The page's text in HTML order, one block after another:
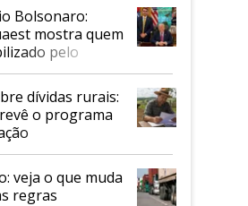
Bolsonaro:
mostra quem
pelo
dívidas rurais:
o programa
veja o que muda
regras